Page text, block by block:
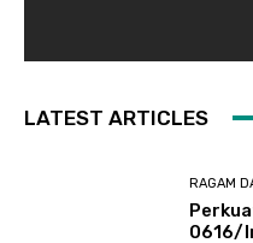
LATEST ARTICLES
RAGAM
0616/